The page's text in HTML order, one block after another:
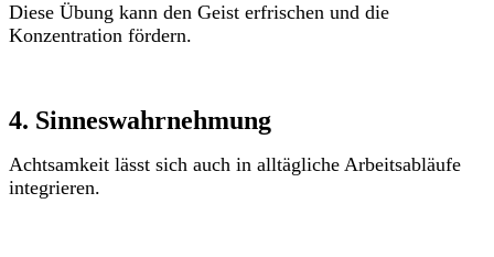
Diese Übung kann den Geist erfrischen und die
Konzentration fördern.
4. Sinneswahrnehmung
Achtsamkeit lässt sich auch in alltägliche Arbeitsabläufe
integrieren.